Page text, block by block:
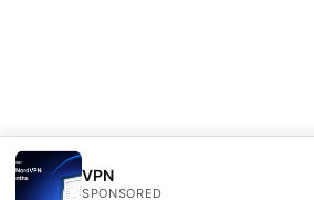
VPN
SPONSORED